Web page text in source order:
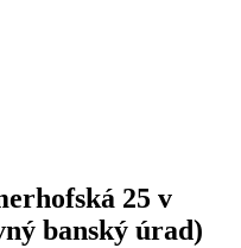
25 v
banský úrad)